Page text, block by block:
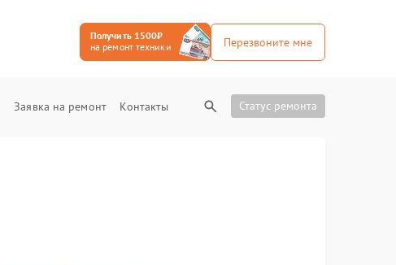
Получить 1500₽
на ремонт техники
Перезвоните мне
Заявка на ремонт Контакты Статус ремонта